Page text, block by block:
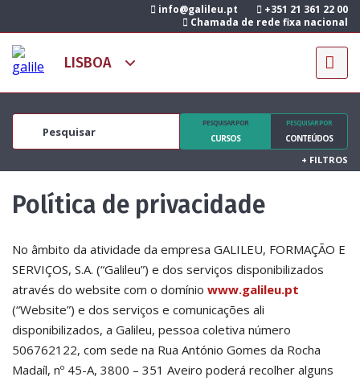
info@galileu.pt
+351 21 361 22 00
Chamada de rede fixa nacional
PESQUISAR POR
CURSOS
PESQUISAR POR
CONTEÚDOS
+ FILTROS
Política de privacidade
No âmbito da atividade da empresa GALILEU, FORMAÇÃO E
SERVIÇOS, S.A. (“Galileu”) e dos serviços disponibilizados
através do website com o domínio www.galileu.pt
(“Website”) e dos serviços e comunicações ali
disponibilizados, a Galileu, pessoa coletiva número
506762122, com sede na Rua António Gomes da Rocha
Madaíl, nº 45-A, 3800 – 351 Aveiro poderá recolher alguns